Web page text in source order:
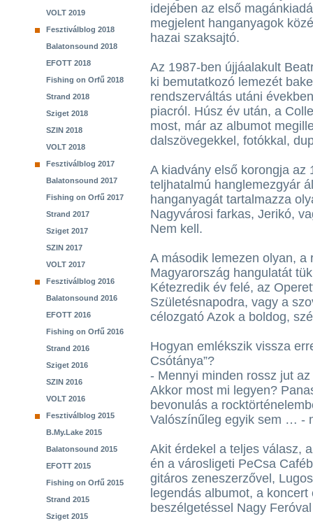
VOLT 2019
Fesztiválblog 2018
Balatonsound 2018
EFOTT 2018
Fishing on Orfű 2018
Strand 2018
Sziget 2018
SZIN 2018
VOLT 2018
Fesztiválblog 2017
Balatonsound 2017
Fishing on Orfű 2017
Strand 2017
Sziget 2017
SZIN 2017
VOLT 2017
Fesztiválblog 2016
Balatonsound 2016
EFOTT 2016
Fishing on Orfű 2016
Strand 2016
Sziget 2016
SZIN 2016
VOLT 2016
Fesztiválblog 2015
B.My.Lake 2015
Balatonsound 2015
EFOTT 2015
Fishing on Orfű 2015
Strand 2015
Sziget 2015
idejében az első
megjelent hanganyagok
hazai szaksajtó.
Az 1987-ben újjáalakult
ki bemutatkozó lemezét
rendszerváltás utáni
piacról. Húsz év után, a
most, már az albumot
dalszövegekkel, fotókkal,
A kiadvány első korongja az
teljhatalmú hanglemezgyár
hanganyagát tartalmazza
Nagyvárosi farkas, Jerikó,
Nem kell.
A második lemezen olyan,
Magyarország hangulatát
Kétezredik év felé, az
Születésnapodra, vagy a
célozgató Azok a boldog,
Hogyan emlékszik vissza
Csótánya”?
- Mennyi minden rossz jut
Akkor most mi legyen?
bevonulás a
Valószínűleg egyik sem … -
Akit érdekel a teljes válasz,
én a városligeti PeCsa
gitáros zeneszerzővel,
legendás albumot, a
beszélgetéssel Nagy